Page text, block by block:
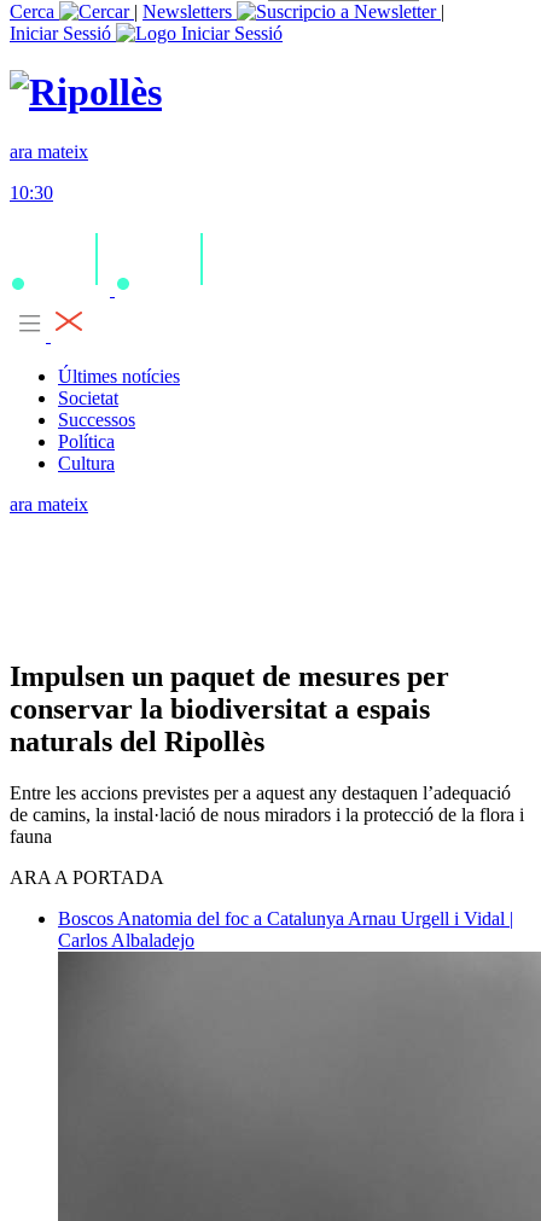
Cerca
| Newsletters
|
Iniciar Sessió
ara mateix
10:30
Últimes notícies
Societat
Successos
Política
Cultura
ara mateix
Impulsen un paquet de mesures per
conservar la biodiversitat a espais
naturals del Ripollès
Entre les accions previstes per a aquest any destaquen l’adequació
de camins, la instal·lació de nous miradors i la protecció de la flora i
fauna
ARA A PORTADA
Boscos Anatomia del foc a Catalunya Arnau Urgell i Vidal |
Carlos Albaladejo